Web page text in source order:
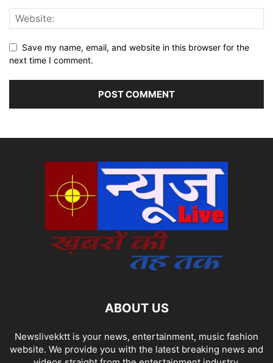
Save my name, email, and website in this browser for the
next time I comment.
ABOUT US
Newslivekktt is your news, entertainment, music fashion
website. We provide you with the latest breaking news and